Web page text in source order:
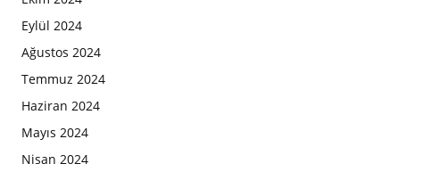
Eylül 2024
Ağustos 2024
Temmuz 2024
Haziran 2024
Mayıs 2024
Nisan 2024